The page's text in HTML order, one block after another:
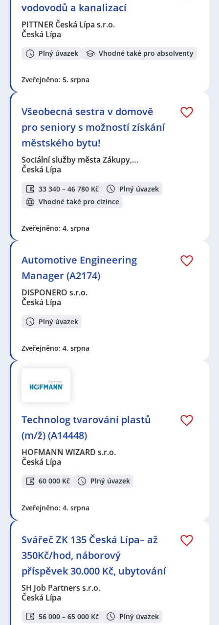
vodovodů a kanalizací
PITTNER Česká Lípa s.r.o.
Česká Lípa
Plný úvazek Vhodné také pro absolventy
Zveřejněno: 5. srpna
Všeobecná sestra v domově
pro seniory s možností získání
městského bytu!
Sociální služby města Zákupy,…
Česká Lípa
33 340 – 46 780 Kč
Plný úvazek
Vhodné také pro cizince
Zveřejněno: 4. srpna
Automotive Engineering
Manager (A2174)
DISPONERO s.r.o.
Česká Lípa
Plný úvazek
Zveřejněno: 4. srpna
Technolog tvarování plastů
(m/ž) (A14448)
HOFMANN WIZARD s.r.o.
Česká Lípa
60 000 Kč Plný úvazek
Zveřejněno: 4. srpna
Svářeč ZK 135 Česká Lípa– až
350Kč/hod, náborový
příspěvek 30.000 Kč, ubytování
SH Job Partners s.r.o.
Česká Lípa
56 000 – 65 000 Kč Plný úvazek